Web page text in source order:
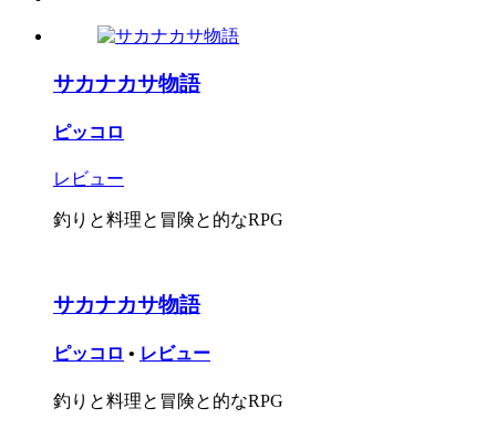
サカナカサ物語
ピッコロ
レビュー
釣りと料理と冒険と的なRPG
サカナカサ物語
ピッコロ • レビュー
釣りと料理と冒険と的なRPG